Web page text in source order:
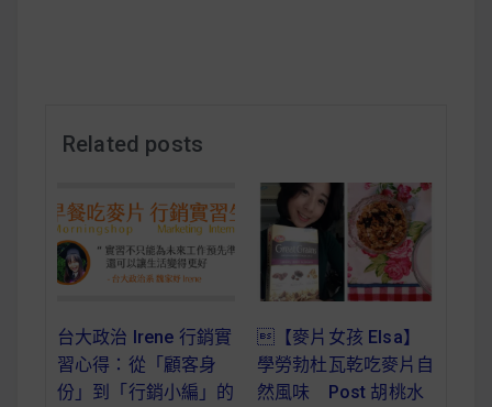
蔬食純素餐廳推薦
Related posts
台大政治 Irene 行銷實
習心得：從「顧客身
份」到「行銷小編」的
【麥片女孩 Elsa】
學勞勃杜瓦乾吃麥片自
然風味 Post 胡桃水